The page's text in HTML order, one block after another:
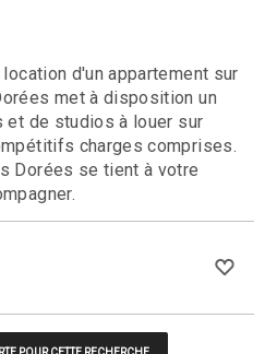
d'un appartement sur
met à disposition un
et de studios à louer sur
charges comprises.
Dorées se tient à votre